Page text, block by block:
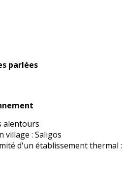
parlées
parlées
alentours
village : Saligos
d'un établissement thermal :